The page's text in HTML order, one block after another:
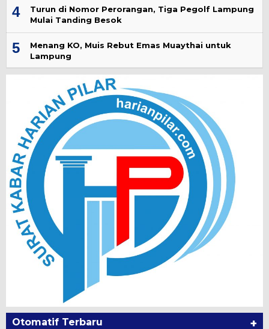
4
Turun di Nomor Perorangan, Tiga Pegolf Lampung
Mulai Tanding Besok
5
Menang KO, Muis Rebut Emas Muaythai untuk
Lampung
Otomatif Terbaru +